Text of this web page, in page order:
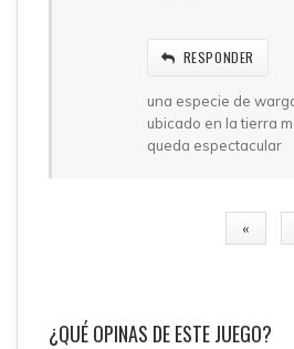
RESPONDER
una especie de
ubicado en la tierra
queda espectacular
«
¿QUÉ OPINAS DE ESTE JUEGO?